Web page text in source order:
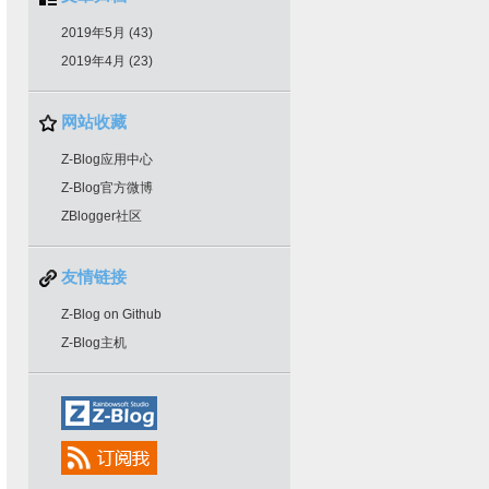
2019年5月 (43)
2019年4月 (23)
网站收藏
Z-Blog应用中心
Z-Blog官方微博
ZBlogger社区
友情链接
Z-Blog on Github
Z-Blog主机